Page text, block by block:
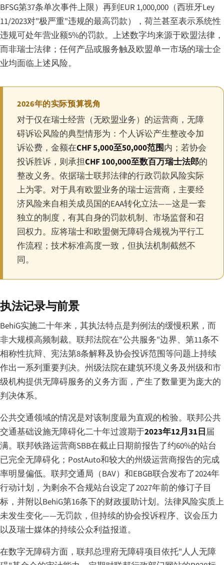
BFSG第37条单次事件上限）再到EUR 1,000,000（西班牙Ley
11/2023对"极严重"违规的最高罚款），荷兰甚至表示系统性
违规可处年营业额5%的罚款。上述数字均来源于欧盟法律，
而非瑞士法律；任何产品或服务触及欧盟单一市场的瑞士企
业均面临上述风险。
2026年的实际预算视角
对于仅在瑞士经营（无欧盟业务）的运营商，无障
碍诉讼风险的典型情形为：个人诉讼产生整改令加
诉讼费，金额在CHF 5,000至50,000范围内；若协会
投诉胜诉，则承担CHF 100,000至数百万瑞士法郎的
整改义务。依据瑞士联邦法律的行政罚款风险实际
上为零。对于具有欧盟业务的瑞士运营商，主要经
济风险来自相关成员国的EAA转化立法——这是一套
独立的制度，有其自身的罚款机制、市场监督和召
回权力。应将瑞士和欧盟侧无障碍合规视为平行工
作流程；技术标准高度一致，但执法机制截然不
同。
执法记录与前景
BehiG实施二十年来，其执法特点是判例法的缓慢积累，而
非大规模高频制裁。联邦法院在"公共服务"边界、第11条不
相称性抗辩、宪法第8条解释及协会投诉范围等问题上持续
作出一系列重要判决。州级法院在建筑环境义务及州级和市
级机构提供无障碍服务的义务方面，产生了数量更为庞大的
判决体系。
公共交通领域的情况是对该制度最为直观的检验。联邦公共
交通基础设施无障碍化二十年过渡期于2023年12月31日届
满。联邦铁路运营商SBB在截止日期前报告了约60%的站台
已完全无障碍化；PostAuto和较大的州级运营商报告的完成
率明显偏低。联邦交通局（BAV）和EBGB联合发布了2024年
行动计划，为剩余不合规站台设定了2027年前的修订子目
标，并附以BehiG第16条下的财政援助计划。法律风险实质上
未发生变化——无罚款，但持续的协会投诉程序、议会压力
以及瑞士媒体的持续公众利益报道。
在数字无障碍方面，联邦总理府无障碍项目依托"人人无障